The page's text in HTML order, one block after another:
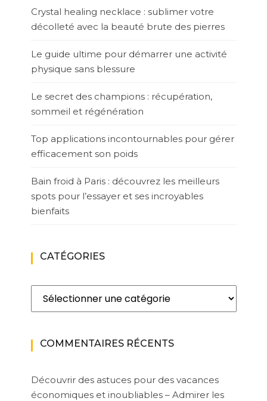
Crystal healing necklace : sublimer votre
décolleté avec la beauté brute des pierres
Le guide ultime pour démarrer une activité
physique sans blessure
Le secret des champions : récupération,
sommeil et régénération
Top applications incontournables pour gérer
efficacement son poids
Bain froid à Paris : découvrez les meilleurs
spots pour l’essayer et ses incroyables
bienfaits
CATÉGORIES
Catégories
COMMENTAIRES RÉCENTS
Découvrir des astuces pour des vacances
économiques et inoubliables – Admirer les